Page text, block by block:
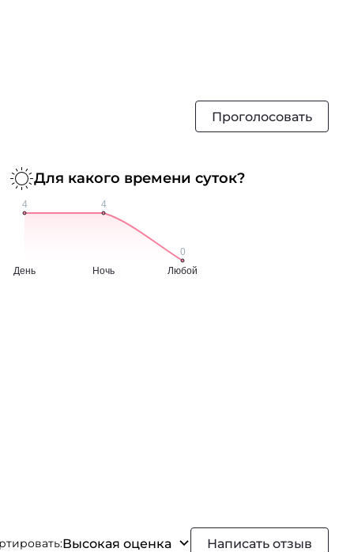
Проголосовать
Для какого времени суток?
Высокая оценка Написать отзыв